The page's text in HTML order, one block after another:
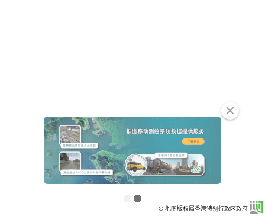
© 地图版权属香港特别行政区政府
clear